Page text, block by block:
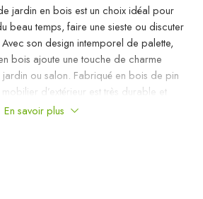
jardin en bois est un choix idéal pour
beau temps, faire une sieste ou discuter
son design intemporel de palette,
bois ajoute une touche de charme
jardin ou salon. Fabriqué en bois de pin
d’extérieur est très durable et
Cet ensemble de canapés a une
également de placer l’ensemble dans
meubles d’extérieur, nous vous
En savoir plus